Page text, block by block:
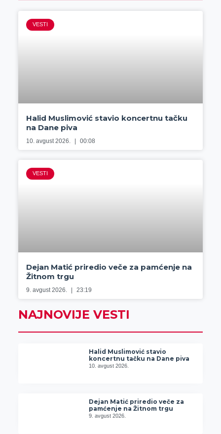
VESTI
Halid Muslimović stavio koncertnu tačku
na Dane piva
10. avgust 2026. 00:08
VESTI
Dejan Matić priredio veče za pamćenje na
Žitnom trgu
9. avgust 2026. 23:19
NAJNOVIJE VESTI
Halid Muslimović stavio
koncertnu tačku na Dane piva
10. avgust 2026.
Dejan Matić priredio veče za
pamćenje na Žitnom trgu
9. avgust 2026.